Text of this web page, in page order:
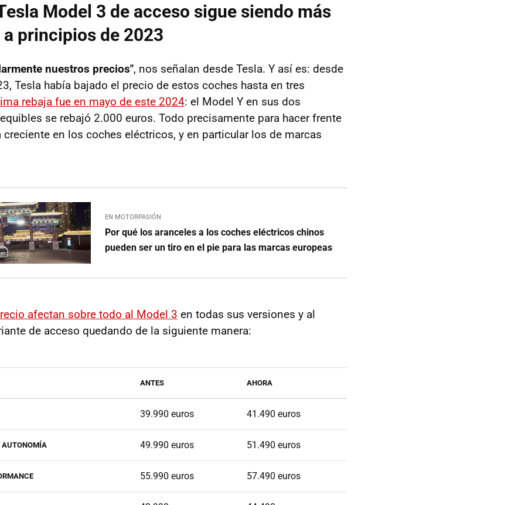
Model 3 de acceso sigue siendo más
principios de 2023
nuestros precios", nos señalan desde Tesla. Y así es: desde
Tesla había bajado el precio de estos coches hasta en tres
rebaja fue en mayo de este 2024: el Model Y en sus dos
se rebajó 2.000 euros. Todo precisamente para hacer frente
en los coches eléctricos, y en particular los de marcas
EN MOTORPASIÓN
Por qué los aranceles a los coches eléctricos chinos
pueden ser un tiro en el pie para las marcas europeas
afectan sobre todo al Model 3 en todas sus versiones y al
de acceso quedando de la siguiente manera:
ANTES AHORA
39.990 euros 41.490 euros
AUTONOMÍA 49.990 euros 51.490 euros
55.990 euros 57.490 euros